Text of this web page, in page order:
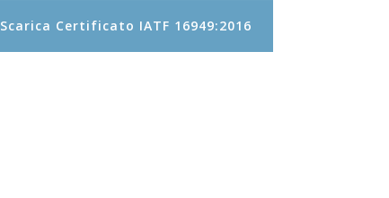
Scarica Certificato IATF 16949:2016